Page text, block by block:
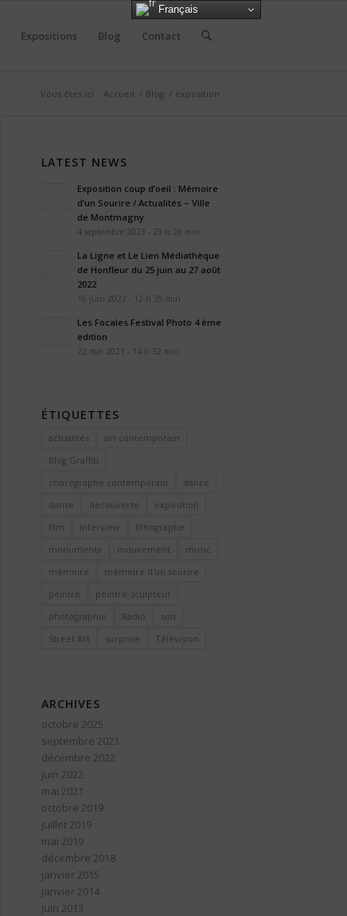
Expositions Blog Contact
Vous êtes ici : Accueil / Blog / exposition
LATEST NEWS
Exposition coup d’oeil : Mémoire
d’un Sourire / Actualités – Ville
de Montmagny
4 septembre 2023 - 23 h 28 min
La Ligne et Le Lien Médiathèque
de Honfleur du 25 juin au 27 août
2022
16 juin 2022 - 12 h 35 min
Les Focales Festival Photo 4 ème
edition
22 mai 2021 - 14 h 32 min
ÉTIQUETTES
actualités
art contemporain
Blog Graffiti
chorégraphe contemporain
dance
danse
découverte
exposition
film
interview
lithographe
monumenta
mouvement
music
mémoire
mémoire d'un sourire
peintre
peintre-sculpteur
photographie
Radio
son
Street Art
surprise Télévision
ARCHIVES
octobre 2025
septembre 2023
décembre 2022
juin 2022
mai 2021
octobre 2019
juillet 2019
mai 2019
décembre 2018
janvier 2015
janvier 2014
juin 2013
Français